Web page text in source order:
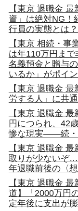
【東京 退職金
資」は絶対NG！
行員の実態とは？
【東京 相続・事
は年110万円ま
名義預金と贈与
いるか」がポイン
【東京 退職金
労する人」に共
【東京 退職金
円につられ、42
惨な現実――続・
【東京 退職金
取りが少ないぞ
年退職前後の〈
【東京 退職金
道】「2000万円
定年後に支出が